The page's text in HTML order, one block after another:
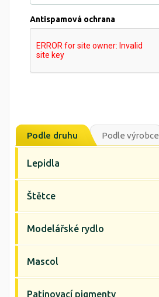
Antispamová ochrana
Podle druhu Podle výrobce
Lepidla
Štětce
Modelářské rydlo
Mascol
Patinovací pigmenty